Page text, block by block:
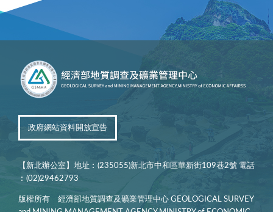
政府網站資料開放宣告
【新北辦公室】地址︰(235055)新北市中和區華新街109巷2號 電話
︰(02)29462793
版權所有 經濟部地質調查及礦業管理中心 GEOLOGICAL SURVEY